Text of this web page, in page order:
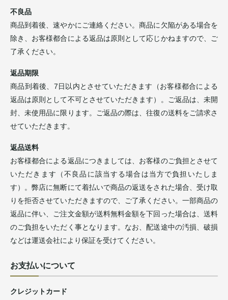
不良品
商品到着後、速やかにご連絡ください。商品に欠陥がある場合を
除き、お客様都合による返品は原則として応じかねますので、ご
了承ください。
返品期限
商品到着後、7日以内とさせていただきます（お客様都合による
返品は原則として不可とさせていただきます）。ご返品は、未開
封、未使用品に限ります。ご返品の際は、往復の送料をご請求さ
せていただきます。
返品送料
お客様都合による返品につきましては、お客様のご負担とさせて
いただきます（不良品に該当する場合は当方で負担いたしま
す）。弊店に無断にて着払いで商品の返送をされた場合、受け取
りを拒否させていただきますので、ご了承ください。一部商品の
返品に伴い、ご注文金額が送料無料金額を下回った場合は、送料
のご負担をいただく事となります。なお、配送途中の汚損、破損
などは運送会社により保証を受けてください。
お支払いについて
クレジットカード